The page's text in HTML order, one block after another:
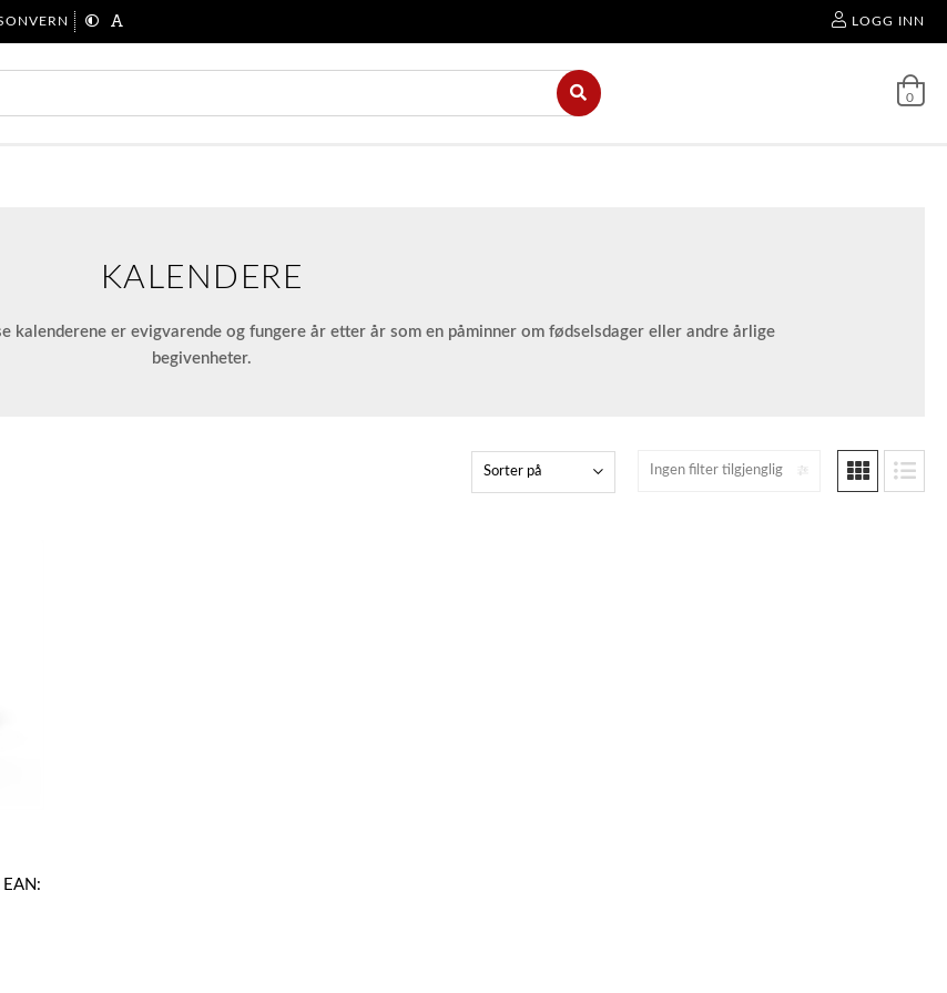
LOGG INN
0
KALENDERE
kalenderene er evigvarende og fungere år etter år som en påminner om fødselsdager eller andre årlige
begivenheter.
Ingen filter tilgjenglig
Sorter på
EAN: